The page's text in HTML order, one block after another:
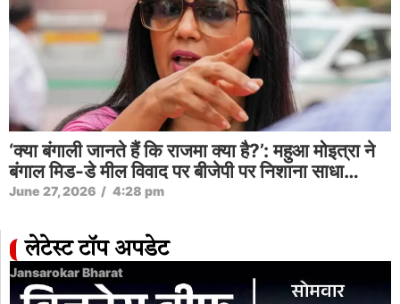
‘क्या बंगाली जानते हैं कि राजमा क्या है?’: महुआ मोइत्रा ने
बंगाल मिड-डे मील विवाद पर बीजेपी पर निशाना साधा…
June 27, 2026 / 4:28 pm
लेटेस्ट टॉप अपडेट
Jansarokar Bharat